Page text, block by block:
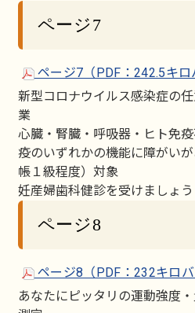
ページ7
ページ7（PDF：242.5キロ
新型コロナウイルス感染症の
業
心臓・腎臓・呼吸器・ヒト免
疫のいずれかの機能に障がい
帳１級程度）対象
妊産婦歯科健診を受けましょう
ページ8
ページ8（PDF：232キロ
あなたにピッタリの運動強度